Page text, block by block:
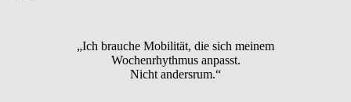
„Ich brauche Mobilität, die sich meinem
Wochenrhythmus anpasst.
Nicht andersrum.“